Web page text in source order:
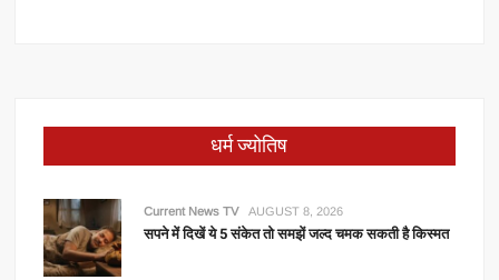
धर्म ज्योतिष
Current News TV AUGUST 8, 2026
सपने में दिखें ये 5 संकेत तो समझें जल्द चमक सकती है किस्मत